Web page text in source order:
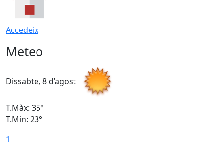
Accedeix
Meteo
Dissabte, 8 d’agost
T.Màx: 35°
T.Min: 23°
1